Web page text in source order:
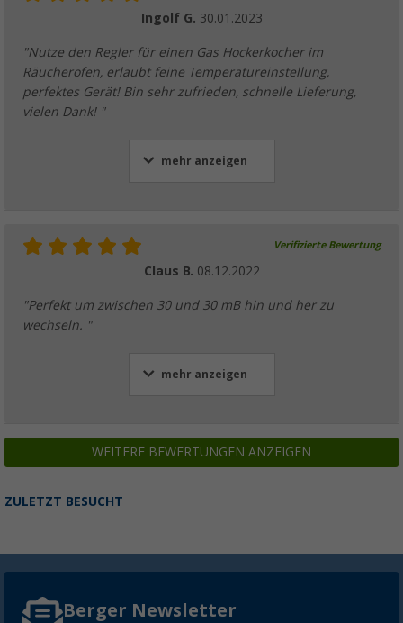
Ingolf G. 30.01.2023
"Nutze den Regler für einen Gas Hockerkocher im
Räucherofen, erlaubt feine Temperatureinstellung,
perfektes Gerät! Bin sehr zufrieden, schnelle Lieferung,
vielen Dank! "
mehr anzeigen
Verifizierte Bewertung
Claus B. 08.12.2022
"Perfekt um zwischen 30 und 30 mB hin und her zu
wechseln. "
mehr anzeigen
WEITERE BEWERTUNGEN ANZEIGEN
ZULETZT BESUCHT
Berger Newsletter